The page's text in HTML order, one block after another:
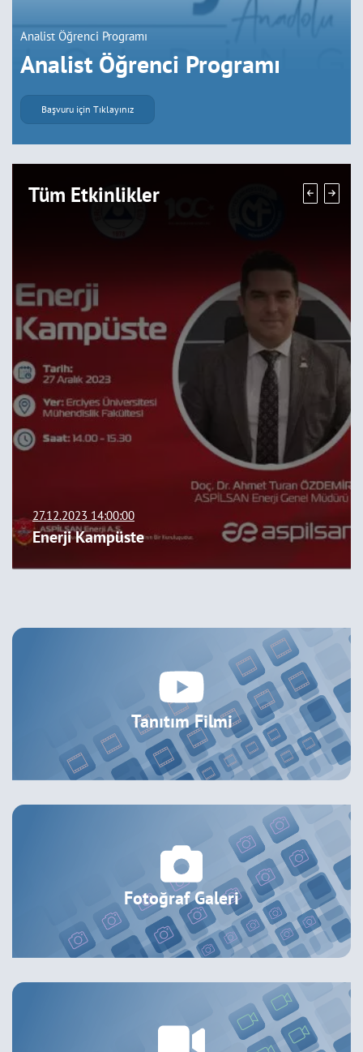
Analist Öğrenci Programı
Analist Öğrenci Programı
Başvuru için Tıklayınız
Tüm Etkinlikler
27.12.2023 14:00:00
Enerji Kampüste
Tanıtım Filmi
Fotoğraf Galeri